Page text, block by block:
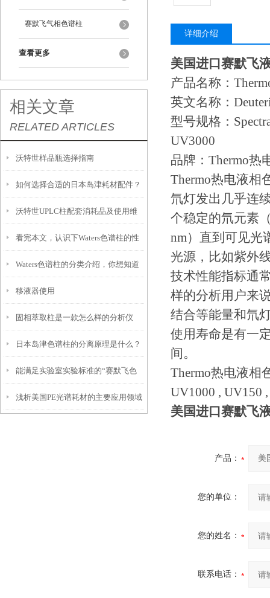
赛默飞气相色谱柱
查看更多
相关文章
RELATED ARTICLES
沃特世样品瓶选择指南
如何选择合适的日本岛津耗材配件？
沃特世UPLC柱配套消耗品及使用维
护
看完本文，认识下Waters色谱柱的性
能特点
Waters色谱柱的分类介绍，你想知道
的都在这儿了！
移液器使用
固相萃取柱是一款怎么样的分析仪
器？
日本岛津色谱柱的分离原理是什么？
能满足实验室实验标准的“赛默飞色
谱柱”
浅析美国PE光谱耗材的主要应用领域
详细介绍
美国进口赛默飞
产品名称：
英文名称：
型号规格：
UV3000
品牌：Thermo热
Thermo热电液相
氘灯发出几乎连
个稳定的氘元素
nm）直到可见光
光源，比如紫外
技术性能指标通
样的分析用户来
结合等能量和氘
使用寿命是有一
间。
Thermo热电液相
UV1000 , UV150
美国进口赛默飞
产品：
您的单位：
您的姓名：
联系电话：